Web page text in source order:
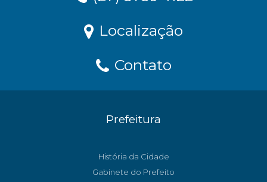
Localização
Contato
Prefeitura
História da Cidade
Gabinete do Prefeito